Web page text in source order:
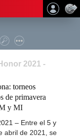
2021 -
torneos
de primavera
y MI
– Entre el 5 y
abril de 2021, se